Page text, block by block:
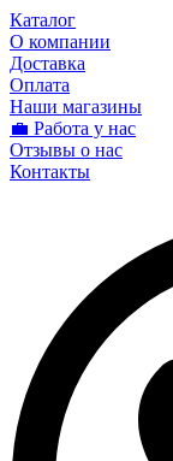
Каталог
О компании
Доставка
Оплата
Наши магазины
💼 Работа у нас
Отзывы о нас
Контакты